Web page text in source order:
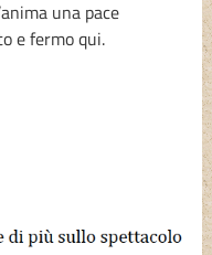
una pace
e fermo qui.